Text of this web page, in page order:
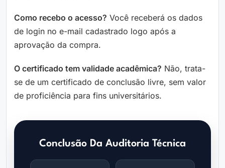
Como recebo o acesso? Você receberá os dados
de login no e-mail cadastrado logo após a
aprovação da compra.
O certificado tem validade acadêmica? Não, trata-
se de um certificado de conclusão livre, sem valor
de proficiência para fins universitários.
Conclusão Da Auditoria Técnica